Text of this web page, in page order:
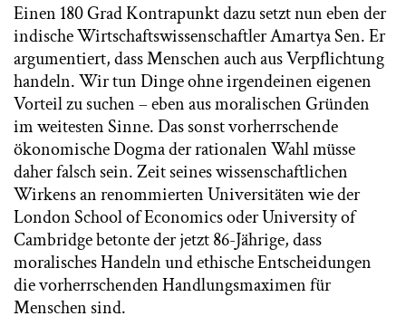
Einen 180 Grad Kontrapunkt dazu setzt nun eben der
indische Wirtschaftswissenschaftler Amartya Sen. Er
argumentiert, dass Menschen auch aus Verpflichtung
handeln. Wir tun Dinge ohne irgendeinen eigenen
Vorteil zu suchen – eben aus moralischen Gründen
im weitesten Sinne. Das sonst vorherrschende
ökonomische Dogma der rationalen Wahl müsse
daher falsch sein. Zeit seines wissenschaftlichen
Wirkens an renommierten Universitäten wie der
London School of Economics oder University of
Cambridge betonte der jetzt 86-Jährige, dass
moralisches Handeln und ethische Entscheidungen
die vorherrschenden Handlungsmaximen für
Menschen sind.